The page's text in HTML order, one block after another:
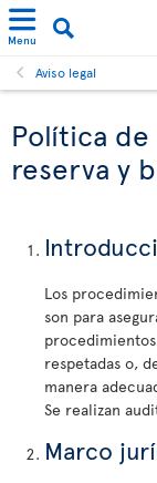
Menu
Aviso legal
Política
reserva y
Los
son para
respetadas o,
manera
Se realizan
Marco